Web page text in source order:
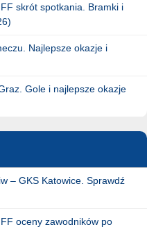
skrót spotkania. Bramki i
Najlepsze okazje i
Gole i najlepsze okazje
– GKS Katowice. Sprawdź
oceny zawodników po